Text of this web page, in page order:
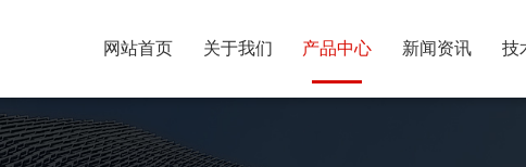
网站首页 关于我们 产品中心 新闻资讯 技